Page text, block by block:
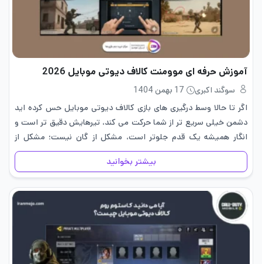
آموزش حرفه ای موومنت کالاف دیوتی موبایل 2026
سوگند اکبری
17 بهمن 1404
اگر تا حالا وسط درگیری های بازی کالاف دیوتی موبایل حس کرده اید
دشمن خیلی سریع تر از شما حرکت می کند، تیرهایش دقیق تر است و
انگار همیشه یک قدم جلوتر است، مشکل از گان نیست؛ مشکل از
موومنت…
بیشتر بخوانید